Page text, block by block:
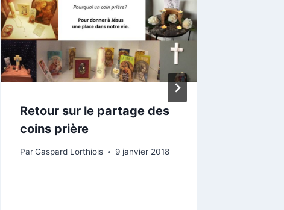
Retour sur le partage des
coins prière
Par Gaspard Lorthiois 9 janvier 2018